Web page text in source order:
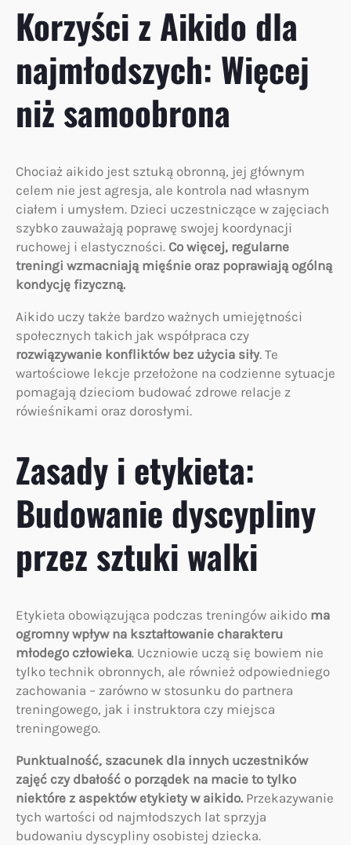
Korzyści z Aikido dla
najmłodszych: Więcej
niż samoobrona
Chociaż aikido jest sztuką obronną, jej głównym
celem nie jest agresja, ale kontrola nad własnym
ciałem i umysłem. Dzieci uczestniczące w zajęciach
szybko zauważają poprawę swojej koordynacji
ruchowej i elastyczności. Co więcej, regularne
treningi wzmacniają mięśnie oraz poprawiają ogólną
kondycję fizyczną.
Aikido uczy także bardzo ważnych umiejętności
społecznych takich jak współpraca czy
rozwiązywanie konfliktów bez użycia siły. Te
wartościowe lekcje przełożone na codzienne sytuacje
pomagają dzieciom budować zdrowe relacje z
rówieśnikami oraz dorosłymi.
Zasady i etykieta:
Budowanie dyscypliny
przez sztuki walki
Etykieta obowiązująca podczas treningów aikido ma
ogromny wpływ na kształtowanie charakteru
młodego człowieka. Uczniowie uczą się bowiem nie
tylko technik obronnych, ale również odpowiedniego
zachowania – zarówno w stosunku do partnera
treningowego, jak i instruktora czy miejsca
treningowego.
Punktualność, szacunek dla innych uczestników
zajęć czy dbałość o porządek na macie to tylko
niektóre z aspektów etykiety w aikido. Przekazywanie
tych wartości od najmłodszych lat sprzyja
budowaniu dyscypliny osobistej dziecka.